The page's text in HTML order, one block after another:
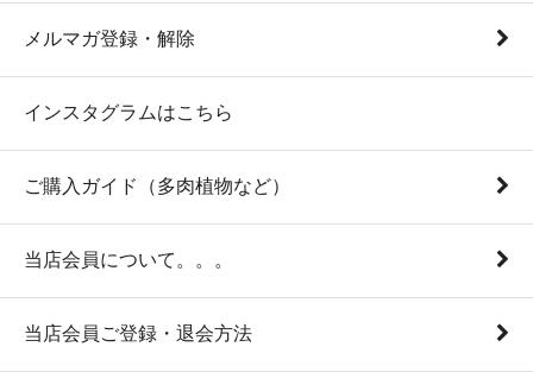
メルマガ登録・解除
インスタグラムはこちら
ご購入ガイド（多肉植物など）
当店会員について。。。
当店会員ご登録・退会方法